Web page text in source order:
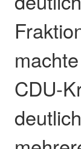
CDU-